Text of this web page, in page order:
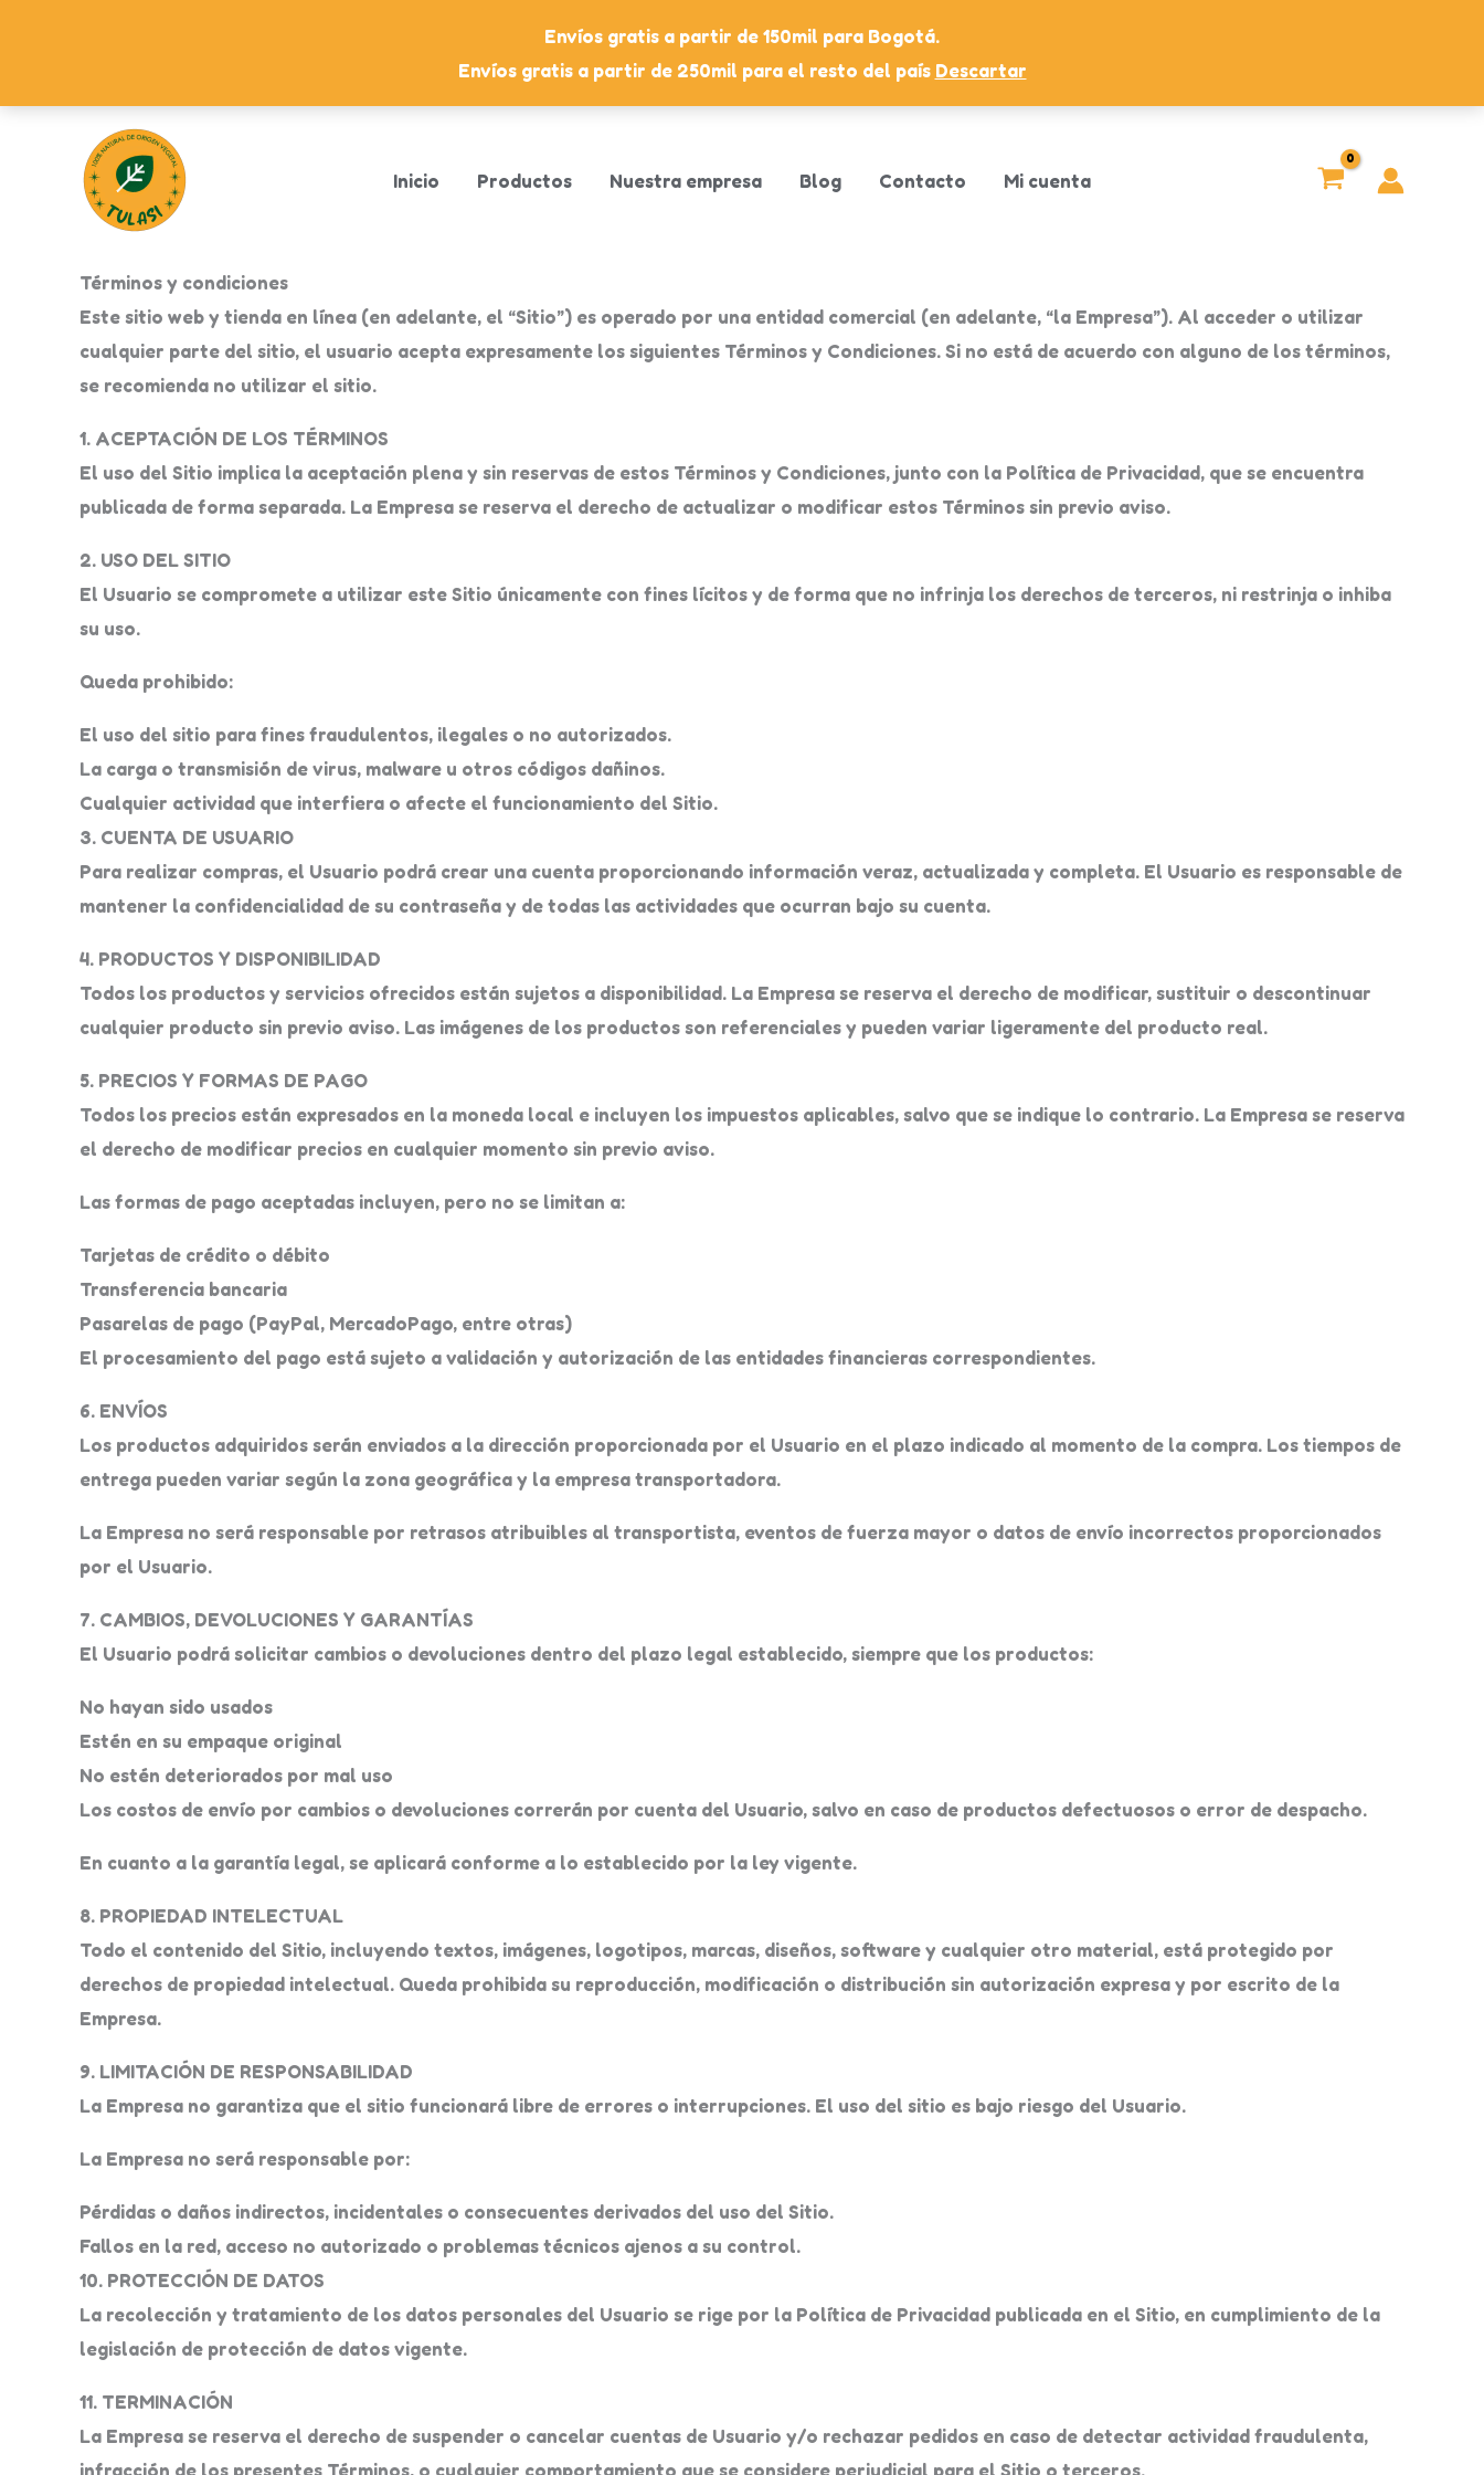
Envíos gratis a partir de 150mil para Bogotá.
Envíos gratis a partir de 250mil para el resto del país Descartar
Inicio Productos Nuestra empresa Blog Contacto Mi cuenta
Términos y condiciones
Este sitio web y tienda en línea (en adelante, el “Sitio”) es operado por una entidad comercial (en adelante, “la Empresa”). Al acceder o utilizar
cualquier parte del sitio, el usuario acepta expresamente los siguientes Términos y Condiciones. Si no está de acuerdo con alguno de los términos,
se recomienda no utilizar el sitio.
1. ACEPTACIÓN DE LOS TÉRMINOS
El uso del Sitio implica la aceptación plena y sin reservas de estos Términos y Condiciones, junto con la Política de Privacidad, que se encuentra
publicada de forma separada. La Empresa se reserva el derecho de actualizar o modificar estos Términos sin previo aviso.
2. USO DEL SITIO
El Usuario se compromete a utilizar este Sitio únicamente con fines lícitos y de forma que no infrinja los derechos de terceros, ni restrinja o inhiba
su uso.
Queda prohibido:
El uso del sitio para fines fraudulentos, ilegales o no autorizados.
La carga o transmisión de virus, malware u otros códigos dañinos.
Cualquier actividad que interfiera o afecte el funcionamiento del Sitio.
3. CUENTA DE USUARIO
Para realizar compras, el Usuario podrá crear una cuenta proporcionando información veraz, actualizada y completa. El Usuario es responsable de
mantener la confidencialidad de su contraseña y de todas las actividades que ocurran bajo su cuenta.
4. PRODUCTOS Y DISPONIBILIDAD
Todos los productos y servicios ofrecidos están sujetos a disponibilidad. La Empresa se reserva el derecho de modificar, sustituir o descontinuar
cualquier producto sin previo aviso. Las imágenes de los productos son referenciales y pueden variar ligeramente del producto real.
5. PRECIOS Y FORMAS DE PAGO
Todos los precios están expresados en la moneda local e incluyen los impuestos aplicables, salvo que se indique lo contrario. La Empresa se reserva
el derecho de modificar precios en cualquier momento sin previo aviso.
Las formas de pago aceptadas incluyen, pero no se limitan a:
Tarjetas de crédito o débito
Transferencia bancaria
Pasarelas de pago (PayPal, MercadoPago, entre otras)
El procesamiento del pago está sujeto a validación y autorización de las entidades financieras correspondientes.
6. ENVÍOS
Los productos adquiridos serán enviados a la dirección proporcionada por el Usuario en el plazo indicado al momento de la compra. Los tiempos de
entrega pueden variar según la zona geográfica y la empresa transportadora.
La Empresa no será responsable por retrasos atribuibles al transportista, eventos de fuerza mayor o datos de envío incorrectos proporcionados
por el Usuario.
7. CAMBIOS, DEVOLUCIONES Y GARANTÍAS
El Usuario podrá solicitar cambios o devoluciones dentro del plazo legal establecido, siempre que los productos:
No hayan sido usados
Estén en su empaque original
No estén deteriorados por mal uso
Los costos de envío por cambios o devoluciones correrán por cuenta del Usuario, salvo en caso de productos defectuosos o error de despacho.
En cuanto a la garantía legal, se aplicará conforme a lo establecido por la ley vigente.
8. PROPIEDAD INTELECTUAL
Todo el contenido del Sitio, incluyendo textos, imágenes, logotipos, marcas, diseños, software y cualquier otro material, está protegido por
derechos de propiedad intelectual. Queda prohibida su reproducción, modificación o distribución sin autorización expresa y por escrito de la
Empresa.
9. LIMITACIÓN DE RESPONSABILIDAD
La Empresa no garantiza que el sitio funcionará libre de errores o interrupciones. El uso del sitio es bajo riesgo del Usuario.
La Empresa no será responsable por:
Pérdidas o daños indirectos, incidentales o consecuentes derivados del uso del Sitio.
Fallos en la red, acceso no autorizado o problemas técnicos ajenos a su control.
10. PROTECCIÓN DE DATOS
La recolección y tratamiento de los datos personales del Usuario se rige por la Política de Privacidad publicada en el Sitio, en cumplimiento de la
legislación de protección de datos vigente.
11. TERMINACIÓN
La Empresa se reserva el derecho de suspender o cancelar cuentas de Usuario y/o rechazar pedidos en caso de detectar actividad fraudulenta,
infracción de los presentes Términos, o cualquier comportamiento que se considere perjudicial para el Sitio o terceros.